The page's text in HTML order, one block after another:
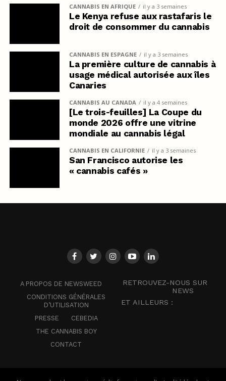
CANNABIS EN AFRIQUE il y a 3 semaines
Le Kenya refuse aux rastafaris le
droit de consommer du cannabis
CANNABIS EN ESPAGNE il y a 3 semaines
La première culture de cannabis à
usage médical autorisée aux îles
Canaries
CANNABIS AU CANADA il y a 4 semaines
[Le trois-feuilles] La Coupe du
monde 2026 offre une vitrine
mondiale au cannabis légal
CANNABIS EN CALIFORNIE il y a 3 semaines
San Francisco autorise les
« cannabis cafés »
A PROPOS DE NEWSWEED
CONDITIONS GÉNÉRALES
D’UTILISATION
PRESSE
CEBEDIA
THE CANNABIS BOY
CONTACT
RETROUVEZ-NOUS SUR
NEWS
ET AILLEURS :